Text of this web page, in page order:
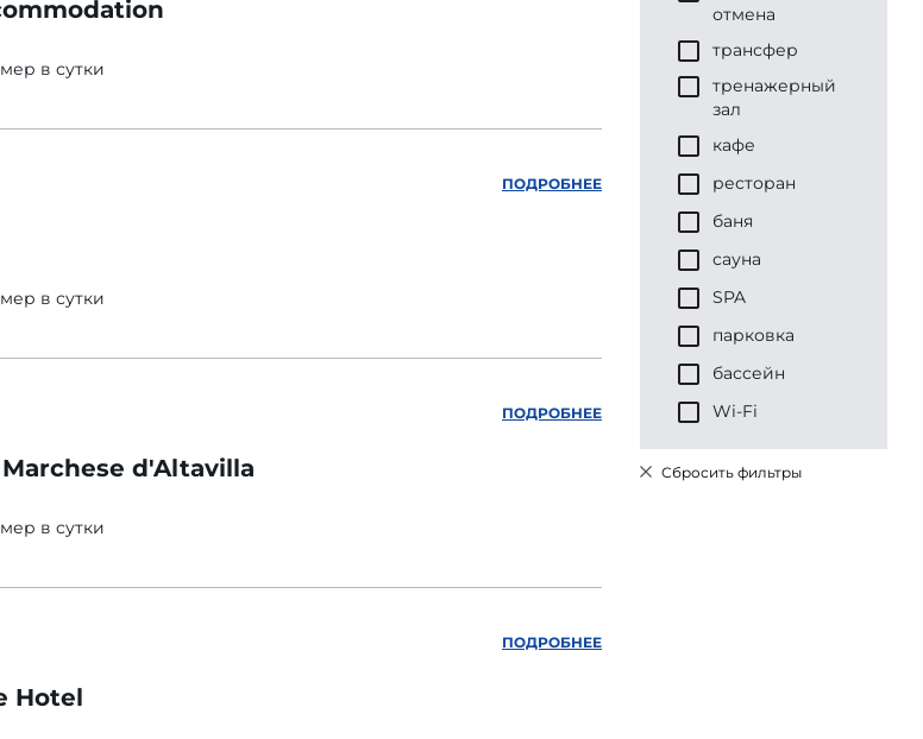
в сутки
в сутки
ПОДРОБНЕЕ
d'Altavilla
в сутки
ПОДРОБНЕЕ
Hotel
ПОДРОБНЕЕ
отмена
трансфер
тренажерный
зал
кафе
ресторан
баня
сауна
SPA
парковка
бассейн
Wi-Fi
Сбросить фильтры